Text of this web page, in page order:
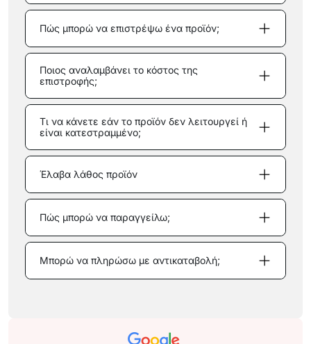
Πώς μπορώ να επιστρέψω ένα προϊόν;
Ποιος αναλαμβάνει το κόστος της
επιστροφής;
Τι να κάνετε εάν το προϊόν δεν λειτουργεί ή
είναι κατεστραμμένο;
Έλαβα λάθος προϊόν
Πώς μπορώ να παραγγείλω;
Μπορώ να πληρώσω με αντικαταβολή;